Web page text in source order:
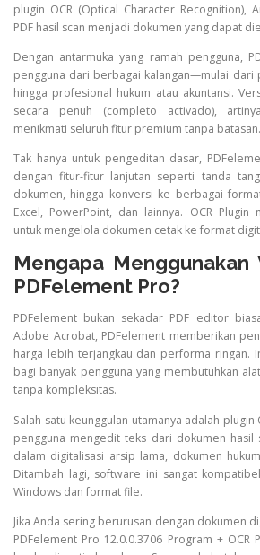
plugin OCR (Optical Character Recognition),
PDF hasil scan menjadi dokumen yang dapat
Dengan antarmuka yang ramah pengguna,
pengguna dari berbagai kalangan—mulai dari
hingga profesional hukum atau akuntansi.
secara penuh (completo activado),
menikmati seluruh fitur premium tanpa batasan.
Tak hanya untuk pengeditan dasar,
dengan fitur-fitur lanjutan seperti tanda
dokumen, hingga konversi ke berbagai
Excel, PowerPoint, dan lainnya. OCR Plugin
untuk mengelola dokumen cetak ke format
Mengapa Menggunakan
PDFelement Pro?
PDFelement bukan sekadar PDF editor
Adobe Acrobat, PDFelement memberikan
harga lebih terjangkau dan performa ringan.
bagi banyak pengguna yang membutuhkan
tanpa kompleksitas.
Salah satu keunggulan utamanya adalah plugin
pengguna mengedit teks dari dokumen hasil
dalam digitalisasi arsip lama, dokumen
Ditambah lagi, software ini sangat
Windows dan format file.
Jika Anda sering berurusan dengan dokumen
PDFelement Pro 12.0.0.3706 Program + OCR